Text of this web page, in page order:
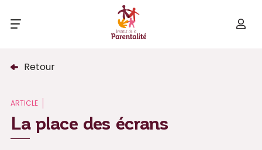
Retour
ARTICLE
La place des écrans